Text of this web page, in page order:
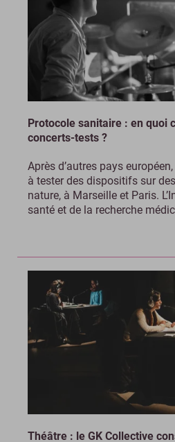
Protocole sanitaire : en quoi
concerts-tests ?
Après d’autres pays
à tester des dispositifs sur
nature, à Marseille et Paris.
santé et de la recherche
Théâtre : le GK Collective